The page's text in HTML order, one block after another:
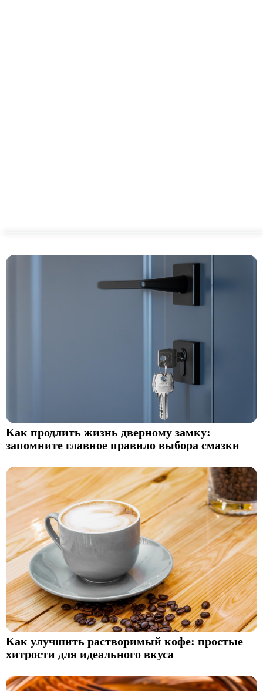
Как продлить жизнь дверному замку:
запомните главное правило выбора смазки
Как улучшить растворимый кофе: простые
хитрости для идеального вкуса